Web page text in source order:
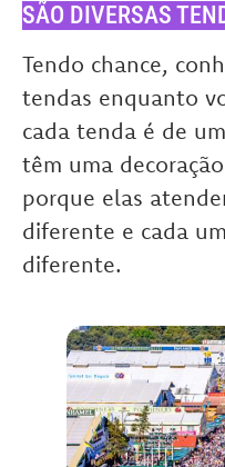
SÃO DIVERSAS
Tendo chance,
tendas enquanto
cada tenda é de
têm uma
porque elas
diferente e cada
diferente.